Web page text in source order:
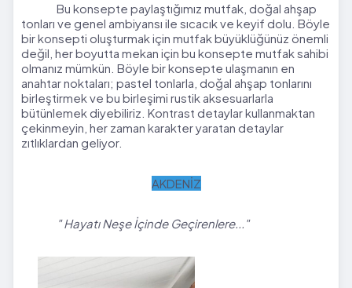
Bu konsepte paylaştığımız mutfak, doğal ahşap
tonları ve genel ambiyansı ile sıcacık ve keyif dolu. Böyle
bir konsepti oluşturmak için mutfak büyüklüğünüz önemli
değil, her boyutta mekan için bu konsepte mutfak sahibi
olmanız mümkün. Böyle bir konsepte ulaşmanın en
anahtar noktaları; pastel tonlarla, doğal ahşap tonlarını
birleştirmek ve bu birleşimi rustik aksesuarlarla
bütünlemek diyebiliriz. Kontrast detaylar kullanmaktan
çekinmeyin, her zaman karakter yaratan detaylar
zıtlıklardan geliyor.
AKDENİZ
" Hayatı Neşe İçinde Geçirenlere..."